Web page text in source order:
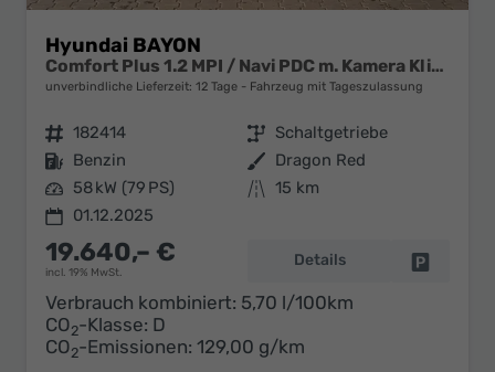
Hyundai BAYON
Comfort Plus 1.2 MPI / Navi PDC m. Kamera Klimaautom./ LED Sitz & Lenkr.Heiz/ Alu16
unverbindliche Lieferzeit: 12 Tage Fahrzeug mit Tageszulassung
Fahrzeugnr. 182414 Getriebe Schaltgetriebe
Kraftstoff Benzin Außenfarbe Dragon Red
Leistung 58 kW (79 PS) Kilometerstand 15 km
01.12.2025
19.640,– €
incl. 19% MwSt.
Details
Verbrauch kombiniert: 5,70 l/100km
CO2-Klasse: D
CO2-Emissionen: 129,00 g/km